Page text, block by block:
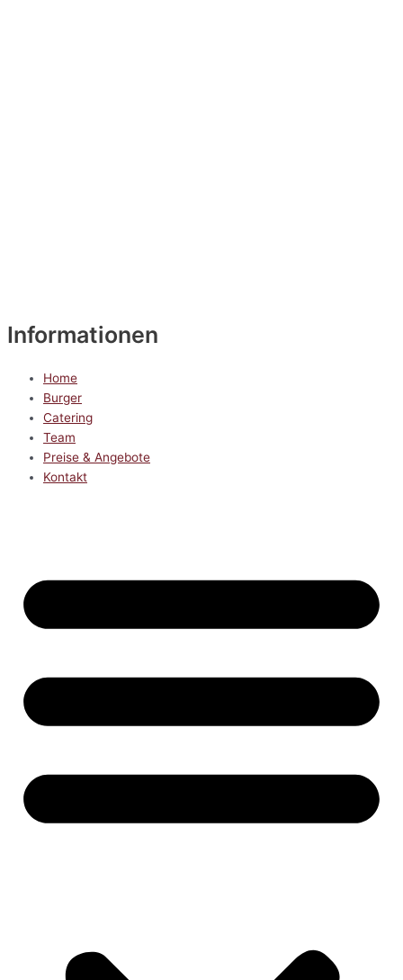
Informationen
Home
Burger
Catering
Team
Preise & Angebote
Kontakt